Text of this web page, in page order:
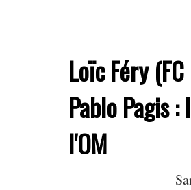
Loïc Féry
Pablo Pagis
l'OM